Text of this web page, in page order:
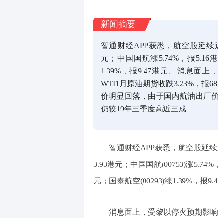
新闻摘要
智通财经APP获悉，航空股延续
元；中国国航涨5.74%，报5.16
1.39%，报9.47港元。消息面上
WTI1月原油期货收跌3.23%，报
价明显回落，由于国内航油出厂
仍较19年三季度高近三成
智通财经APP获悉，航空股延
3.93港元；中国国航(00753)涨
元；国泰航空(00293)涨1.39%，报
消息面上，受黎以停火预期影